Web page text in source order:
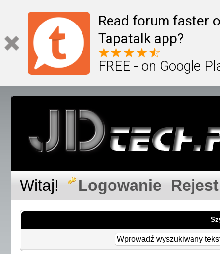
Read forum faster
Tapatalk app?
FREE - on Google
Witaj! Logowanie